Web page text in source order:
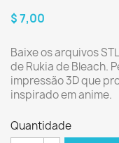
$ 7,00
Baixe os arquivos
de Rukia de Bleach.
impressão 3D que
inspirado em anime.
Quantidade